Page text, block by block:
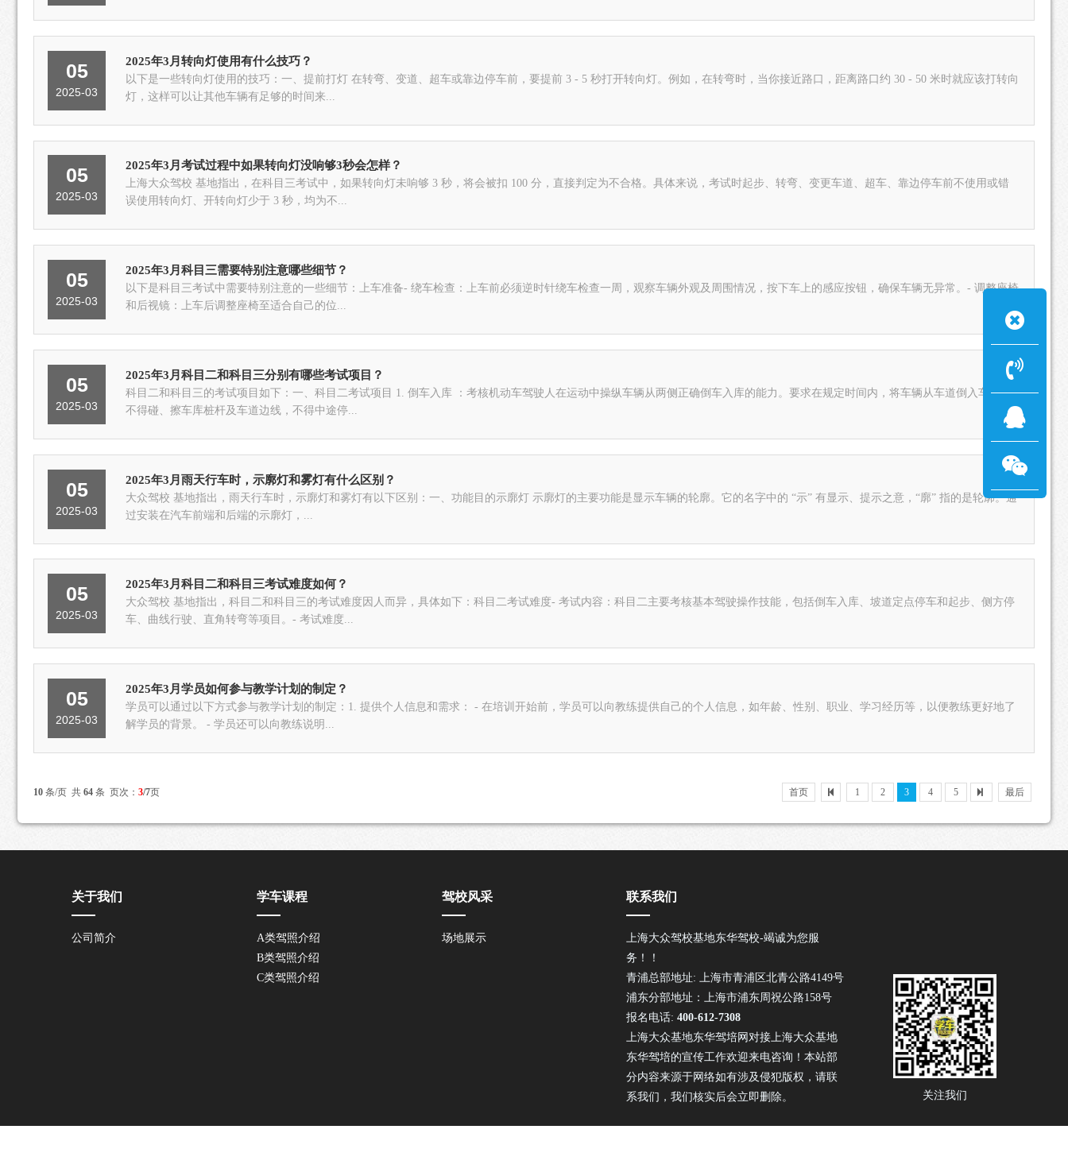
05
2025-03
2025年3月转向灯使用有什么技巧？
以下是一些转向灯使用的技巧：一、提前打灯 在转弯、变道、超车或靠边停车前，要提前 3 - 5 秒打开转向灯。例如，在转弯时，当你接近路口，距离路口约 30 - 50 米时就应该打转向
灯，这样可以让其他车辆有足够的时间来...
05
2025-03
2025年3月考试过程中如果转向灯没响够3秒会怎样？
上海大众驾校 基地指出，在科目三考试中，如果转向灯未响够 3 秒，将会被扣 100 分，直接判定为不合格。具体来说，考试时起步、转弯、变更车道、超车、靠边停车前不使用或错
误使用转向灯、开转向灯少于 3 秒，均为不...
05
2025-03
2025年3月科目三需要特别注意哪些细节？
以下是科目三考试中需要特别注意的一些细节：上车准备- 绕车检查：上车前必须逆时针绕车检查一周，观察车辆外观及周围情况，按下车上的感应按钮，确保车辆无异常。- 调整座椅
和后视镜：上车后调整座椅至适合自己的位...
05
2025-03
2025年3月科目二和科目三分别有哪些考试项目？
科目二和科目三的考试项目如下：一、科目二考试项目 1. 倒车入库 ：考核机动车驾驶人在运动中操纵车辆从两侧正确倒车入库的能力。要求在规定时间内，将车辆从车道倒入车库，
不得碰、擦车库桩杆及车道边线，不得中途停...
05
2025-03
2025年3月雨天行车时，示廓灯和雾灯有什么区别？
大众驾校 基地指出，雨天行车时，示廓灯和雾灯有以下区别：一、功能目的示廓灯 示廓灯的主要功能是显示车辆的轮廓。它的名字中的 “示” 有显示、提示之意，“廓” 指的是轮廓。通
过安装在汽车前端和后端的示廓灯，...
05
2025-03
2025年3月科目二和科目三考试难度如何？
大众驾校 基地指出，科目二和科目三的考试难度因人而异，具体如下：科目二考试难度- 考试内容：科目二主要考核基本驾驶操作技能，包括倒车入库、坡道定点停车和起步、侧方停
车、曲线行驶、直角转弯等项目。- 考试难度...
05
2025-03
2025年3月学员如何参与教学计划的制定？
学员可以通过以下方式参与教学计划的制定：1. 提供个人信息和需求： - 在培训开始前，学员可以向教练提供自己的个人信息，如年龄、性别、职业、学习经历等，以便教练更好地了
解学员的背景。 - 学员还可以向教练说明...
10条/页 共 64条 页次： 3/7页 首页 1 2 3 4 5 最后
关于我们
公司简介
学车课程
A类驾照介绍
B类驾照介绍
C类驾照介绍
驾校风采
场地展示
关注我们
联系我们
上海大众驾校基地东华驾校-竭诚为您服
务！！
青浦总部地址: 上海市青浦区北青公路4149号
浦东分部地址：上海市浦东周祝公路158号
报名电话:400-612-7308
上海大众基地东华驾培网对接上海大众基地
东华驾培的宣传工作欢迎来电咨询！本站部
分内容来源于网络如有涉及侵犯版权，请联
系我们，我们核实后会立即删除。